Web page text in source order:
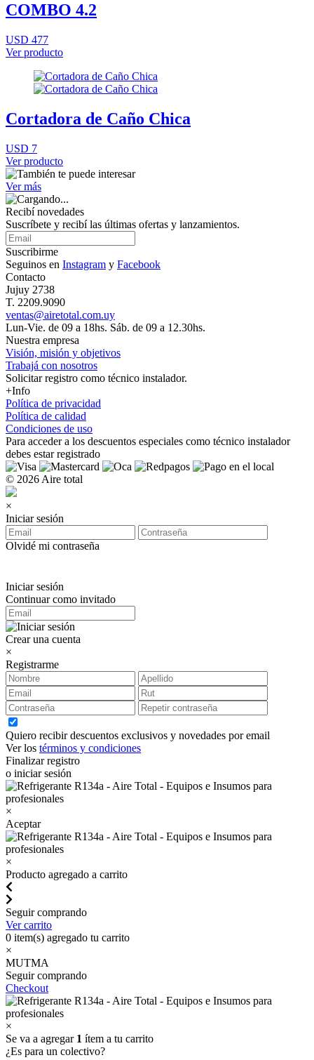
COMBO 4.2
USD 477
Ver producto
Cortadora de Caño Chica
USD 7
Ver producto
Ver más
Recibí novedades
Suscríbete y recibí las últimas ofertas y lanzamientos.
Suscribirme
Seguinos en Instagram y Facebook
Contacto
Jujuy 2738
T. 2209.9090
ventas@airetotal.com.uy
Lun-Vie. de 09 a 18hs. Sáb. de 09 a 12.30hs.
Nuestra empresa
Visión, misión y objetivos
Trabajá con nosotros
Solicitar registro como técnico instalador.
+Info
Política de privacidad
Política de calidad
Condiciones de uso
Para acceder a los descuentos especiales como técnico instalador
debes estar registrado
© 2026 Aire total
×
Iniciar sesión
Olvidé mi contraseña
Iniciar sesión
Continuar como invitado
Crear una cuenta
×
Registrarme
Quiero recibir descuentos exclusivos y novedades por email
Ver los términos y condiciones
Finalizar registro
o iniciar sesión
×
Aceptar
×
Producto agregado a carrito
Seguir comprando
Ver carrito
0 item(s) agregado tu carrito
×
MUTMA
Seguir comprando
Checkout
×
Se va a agregar 1 ítem a tu carrito
¿Es para un colectivo?